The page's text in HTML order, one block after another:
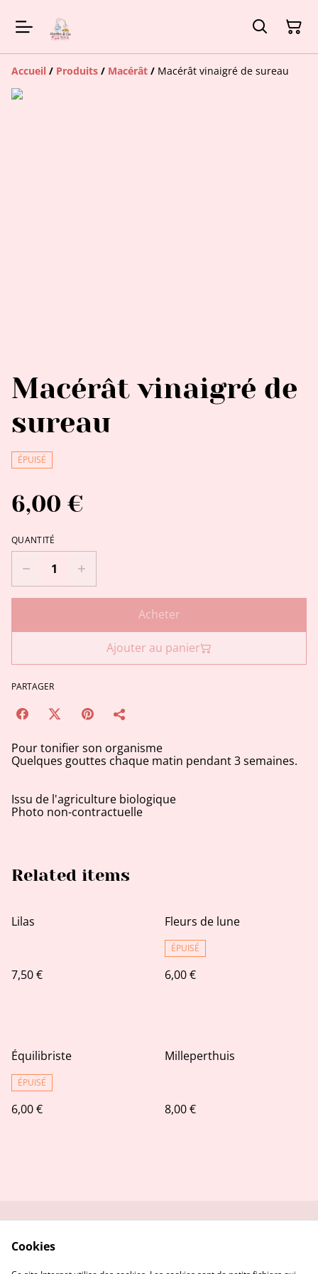
Accueil / Produits / Macérât / Macérât vinaigré de sureau
Macérât vinaigré de
sureau
ÉPUISÉ
6,00 €
QUANTITÉ
Acheter
Ajouter au panier
PARTAGER
Pour tonifier son organisme
Quelques gouttes chaque matin pendant 3 semaines.
Issu de l'agriculture biologique
Photo non-contractuelle
Related items
Lilas
7,50 €
Fleurs de lune
ÉPUISÉ
6,00 €
Équilibriste
ÉPUISÉ
6,00 €
Milleperthuis
8,00 €
confidentialité
Cookies